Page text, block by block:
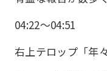
04:22〜04:51
右上テロップ「年